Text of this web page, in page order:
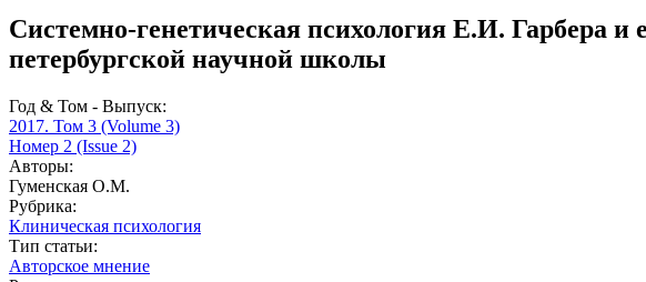
Системно-генетическая психология Е.И. Гарбера
петербургской научной школы
Год & Том - Выпуск:
2017. Том 3 (Volume 3)
Номер 2 (Issue 2)
Авторы:
Гуменская О.М.
Рубрика:
Клиническая психология
Тип статьи:
Авторское мнение